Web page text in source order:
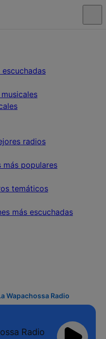
escuchadas
radios
más populares
temáticos
más escuchadas
Wapachossa Radio
Radio